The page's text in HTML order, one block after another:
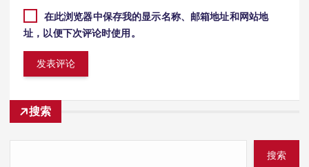
在此浏览器中保存我的显示名称、邮箱地址和网站地
址，以便下次评论时使用。
搜索
搜索